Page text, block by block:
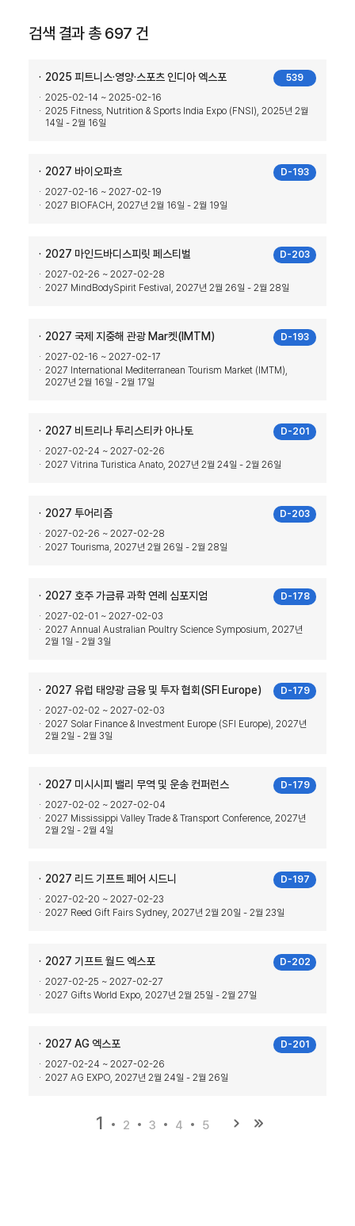
검색 결과 총 697 건
539
2025 피트니스·영양·스포츠 인디아 엑스포
2025-02-14 ~ 2025-02-16
2025 Fitness, Nutrition & Sports India Expo (FNSI), 2025년 2월
14일 - 2월 16일
D-193
2027 바이오파흐
2027-02-16 ~ 2027-02-19
2027 BIOFACH, 2027년 2월 16일 - 2월 19일
D-203
2027 마인드바디스피릿 페스티벌
2027-02-26 ~ 2027-02-28
2027 MindBodySpirit Festival, 2027년 2월 26일 - 2월 28일
D-193
2027 국제 지중해 관광 Mar켓(IMTM)
2027-02-16 ~ 2027-02-17
2027 International Mediterranean Tourism Market (IMTM),
2027년 2월 16일 - 2월 17일
D-201
2027 비트리나 투리스티카 아나토
2027-02-24 ~ 2027-02-26
2027 Vitrina Turistica Anato, 2027년 2월 24일 - 2월 26일
D-203
2027 투어리즘
2027-02-26 ~ 2027-02-28
2027 Tourisma, 2027년 2월 26일 - 2월 28일
D-178
2027 호주 가금류 과학 연례 심포지엄
2027-02-01 ~ 2027-02-03
2027 Annual Australian Poultry Science Symposium, 2027년
2월 1일 - 2월 3일
D-179
2027 유럽 ​​태양광 금융 및 투자 협회(SFI Europe)
2027-02-02 ~ 2027-02-03
2027 Solar Finance & Investment Europe (SFI Europe), 2027년
2월 2일 - 2월 3일
D-179
2027 미시시피 밸리 무역 및 운송 컨퍼런스
2027-02-02 ~ 2027-02-04
2027 Mississippi Valley Trade & Transport Conference, 2027년
2월 2일 - 2월 4일
D-197
2027 리드 기프트 페어 시드니
2027-02-20 ~ 2027-02-23
2027 Reed Gift Fairs Sydney, 2027년 2월 20일 - 2월 23일
D-202
2027 기프트 월드 엑스포
2027-02-25 ~ 2027-02-27
2027 Gifts World Expo, 2027년 2월 25일 - 2월 27일
D-201
2027 AG 엑스포
2027-02-24 ~ 2027-02-26
2027 AG EXPO, 2027년 2월 24일 - 2월 26일
1 2 3 4 5